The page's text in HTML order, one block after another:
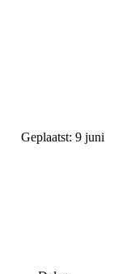
Geplaatst: 9 juni